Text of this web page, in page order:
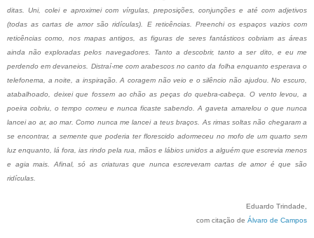
ditas. Uni, colei e aproximei com vírgulas, preposições, conjunções e até com adjetivos
(todas as cartas de amor são ridículas). E reticências. Preenchi os espaços vazios com
reticências como, nos mapas antigos, as figuras de seres fantásticos cobriam as áreas
ainda não exploradas pelos navegadores. Tanto a descobrir, tanto a ser dito, e eu me
perdendo em devaneios. Distraí-me com arabescos no canto da folha enquanto esperava o
telefonema, a noite, a inspiração. A coragem não veio e o silêncio não ajudou. No escuro,
atabalhoado, deixei que fossem ao chão as peças do quebra-cabeça. O vento levou, a
poeira cobriu, o tempo comeu e nunca ficaste sabendo. A gaveta amarelou o que nunca
lancei ao ar, ao mar. Como nunca me lancei a teus braços. As rimas soltas não chegaram a
se encontrar, a semente que poderia ter florescido adormeceu no mofo de um quarto sem
luz enquanto, lá fora, ias rindo pela rua, mãos e lábios unidos a alguém que escrevia menos
e agia mais. Afinal, só as criaturas que nunca escreveram cartas de amor é que são
ridículas.
Eduardo Trindade,
com citação de Álvaro de Campos